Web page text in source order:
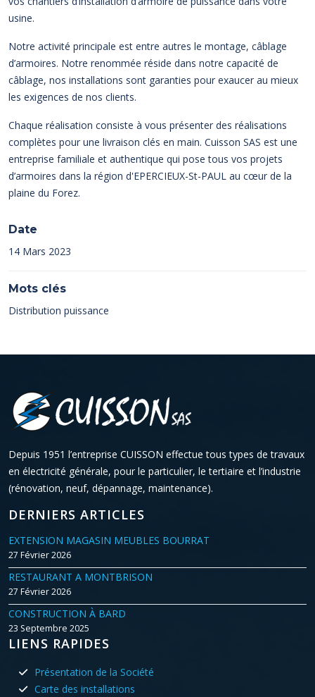
usine.
Notre activité principale est entre autres le montage, câblage
d’armoires. Notre renommée réside dans notre capacité de
câblage, nos installations sont garanties pour exaucer au mieux
les exigences de nos clients.
Chaque réalisation consiste à vous présenter des réalisations
complètes pour une livraison clés en main. Cuisson SAS est une
entreprise familiale et authentique qui pose tous vos projets
d’armoires dans la région d'EPERCIEUX-St-PAUL au cœur de la
plaine du Forez.
Date
14 Mars 2023
Mots clés
Distribution puissance
Depuis 1951 l’entreprise CUISSON effectue tous types de travaux
en électricité générale, pour le particulier, le tertiaire et l’industrie
(rénovation, neuf, dépannage, maintenance).
DERNIERS ARTICLES
EXTENSION MAGASIN MEUBLES BOURRAT
27 Février 2026
RESTAURANT A MONTBRISON
27 Février 2026
CONSTRUCTION À BARD
23 Septembre 2025
LIENS RAPIDES
Présentation de la Société
Carte des installations